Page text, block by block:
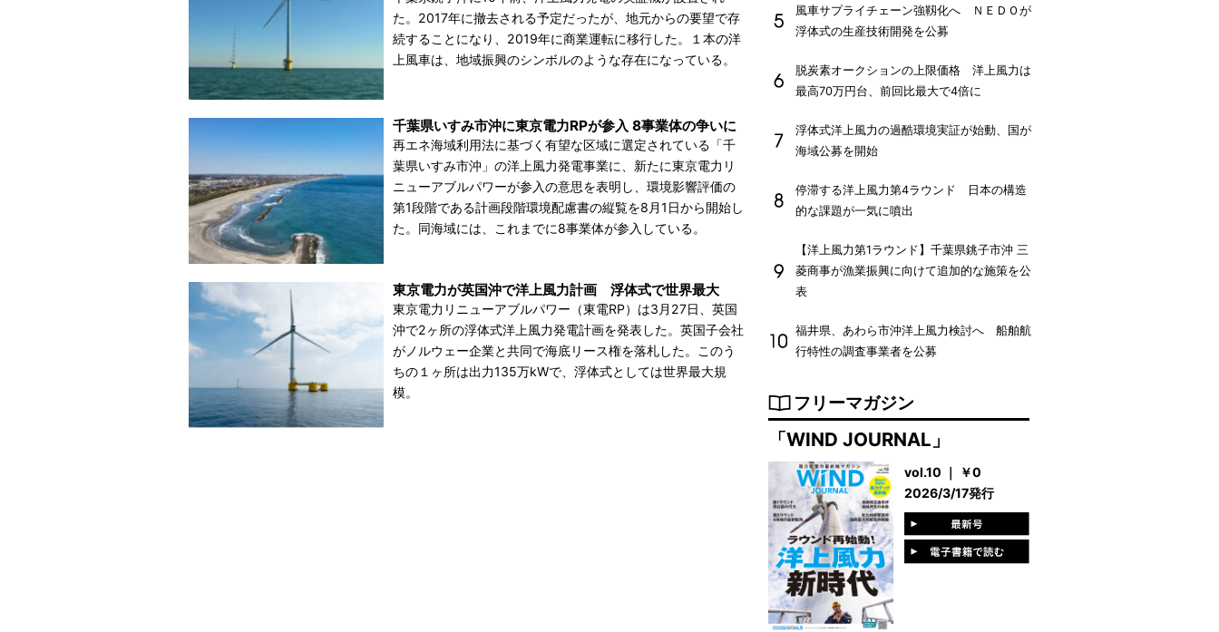
た。2017年に撤去される予定だったが、地元からの要望で存
続することになり、2019年に商業運転に移行した。１本の洋
上風車は、地域振興のシンボルのような存在になっている。
再エネ海域利用法に基づく有望な区域に選定されている「千
葉県いすみ市沖」の洋上風力発電事業に、新たに東京電力リ
ニューアブルパワーが参入の意思を表明し、環境影響評価の
第1段階である計画段階環境配慮書の縦覧を8月1日から開始し
た。同海域には、これまでに8事業体が参入している。
千葉県いすみ市沖に東京電力RPが参入 8事業体の争いに
東京電力リニューアブルパワー（東電RP）は3月27日、英国
沖で2ヶ所の浮体式洋上風力発電計画を発表した。英国子会社
がノルウェー企業と共同で海底リース権を落札した。このう
ちの１ヶ所は出力135万kWで、浮体式としては世界最大規
模。
東京電力が英国沖で洋上風力計画 浮体式で世界最大
風車サプライチェーン強靱化へ ＮＥＤＯが
浮体式の生産技術開発を公募
脱炭素オークションの上限価格 洋上風力は
最高70万円台、前回比最大で4倍に
浮体式洋上風力の過酷環境実証が始動、国が
海域公募を開始
停滞する洋上風力第4ラウンド 日本の構造
的な課題が一気に噴出
【洋上風力第1ラウンド】千葉県銚子市沖 三
菱商事が漁業振興に向けて追加的な施策を公
表
福井県、あわら市沖洋上風力検討へ 船舶航
行特性の調査事業者を公募
フリーマガジン
「WIND JOURNAL」
vol.10 ｜ ￥0
2026/3/17発行